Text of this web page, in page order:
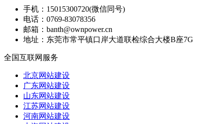
手机： 15015300720(微信同号)
电话： 0769-83078356
邮箱： banth@ownpower.cn
地址： 东莞市常平镇口岸大道联检综合大楼B座7G
全国互联网服务
北京网站建设
广东网站建设
山东网站建设
江苏网站建设
河南网站建设